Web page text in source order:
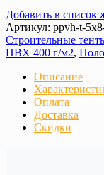
Добавить в список
Артикул: ppvh-t-
Строительные
ПВХ 400 г/м2,
Описание
Оплата
Доставка
Скидки